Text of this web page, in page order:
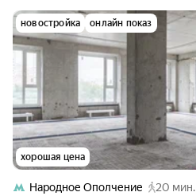
новостройка онлайн показ
хорошая цена
Народное Ополчение
20 мин.